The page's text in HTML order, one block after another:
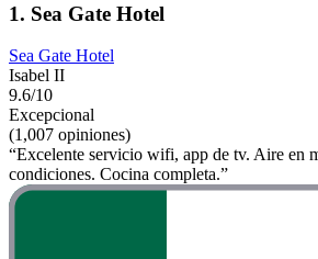
1. Sea Gate Hotel
Sea Gate Hotel
Isabel II
9.6/10
Excepcional
(1,007 opiniones)
“Excelente servicio wifi, app de tv. Aire en
condiciones. Cocina completa.”